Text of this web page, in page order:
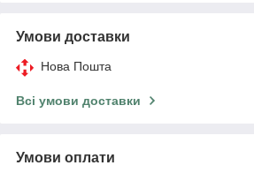
Умови доставки
Нова Пошта
Всі умови доставки
Умови оплати